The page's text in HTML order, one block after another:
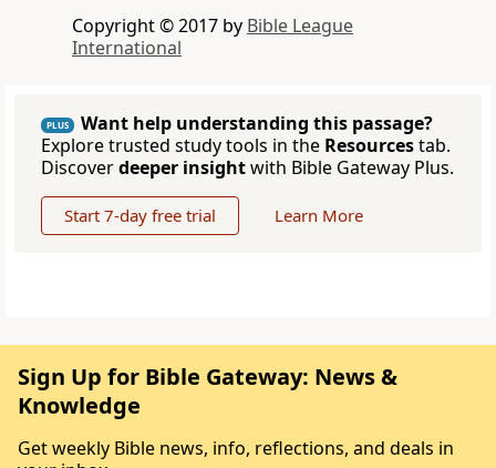
Copyright © 2017 by Bible League
International
PLUS
Want help understanding this passage?
Explore trusted study tools in the Resourcestab.
Discoverdeeper insightwith Bible Gateway Plus.
Start 7-day free trial Learn More
Sign Up for Bible Gateway: News &
Knowledge
Get weekly Bible news, info, reflections, and deals in